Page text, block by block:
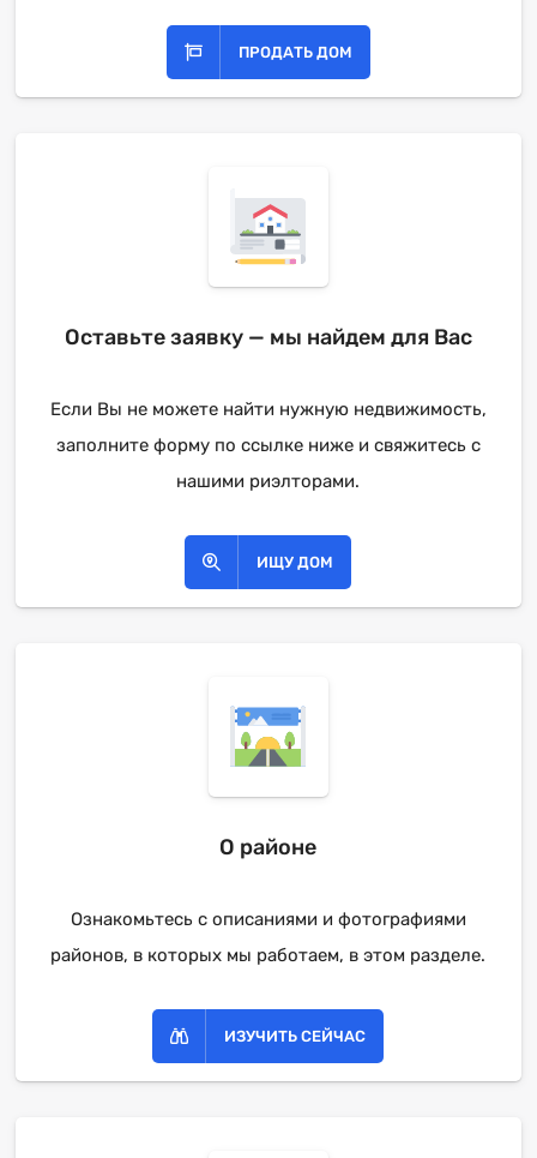
ПРОДАТЬ ДОМ
Оставьте заявку — мы найдем для Вас
Если Вы не можете найти нужную недвижимость,
заполните форму по ссылке ниже и свяжитесь с
нашими риэлторами.
ИЩУ ДОМ
О районе
Ознакомьтесь с описаниями и фотографиями
районов, в которых мы работаем, в этом разделе.
ИЗУЧИТЬ СЕЙЧАС